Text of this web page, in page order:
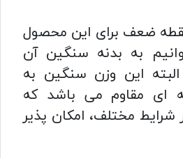
ضعف برای این محصول
به بدنه سنگین آن
این وزن سنگین به
ای مقاوم می باشد که
شرایط مختلف، امکان پذیر